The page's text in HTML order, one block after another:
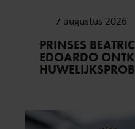
7 augustus 2026
PRINSES
EDOARDO